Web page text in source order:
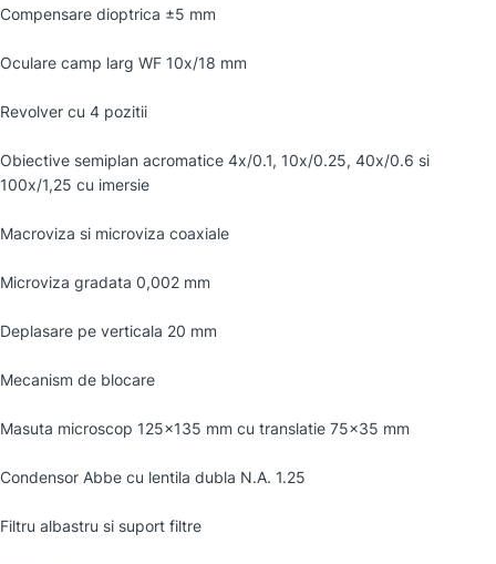
Compensare dioptrica ±5 mm
Oculare camp larg WF 10x/18 mm
Revolver cu 4 pozitii
Obiective semiplan acromatice 4x/0.1, 10x/0.25, 40x/0.6 si
100x/1,25 cu imersie
Macroviza si microviza coaxiale
Microviza gradata 0,002 mm
Deplasare pe verticala 20 mm
Mecanism de blocare
Masuta microscop 125×135 mm cu translatie 75×35 mm
Condensor Abbe cu lentila dubla N.A. 1.25
Filtru albastru si suport filtre